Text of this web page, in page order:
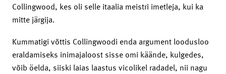
Collingwood, kes oli selle itaalia meistri imetleja, kui ka
mitte järgija.
Kummatigi võttis Collingwoodi enda argument loodusloo
eraldamiseks inimajaloost sisse omi käände, kulgedes,
võib öelda, siiski laias laastus vicolikel radadel, nii nagu